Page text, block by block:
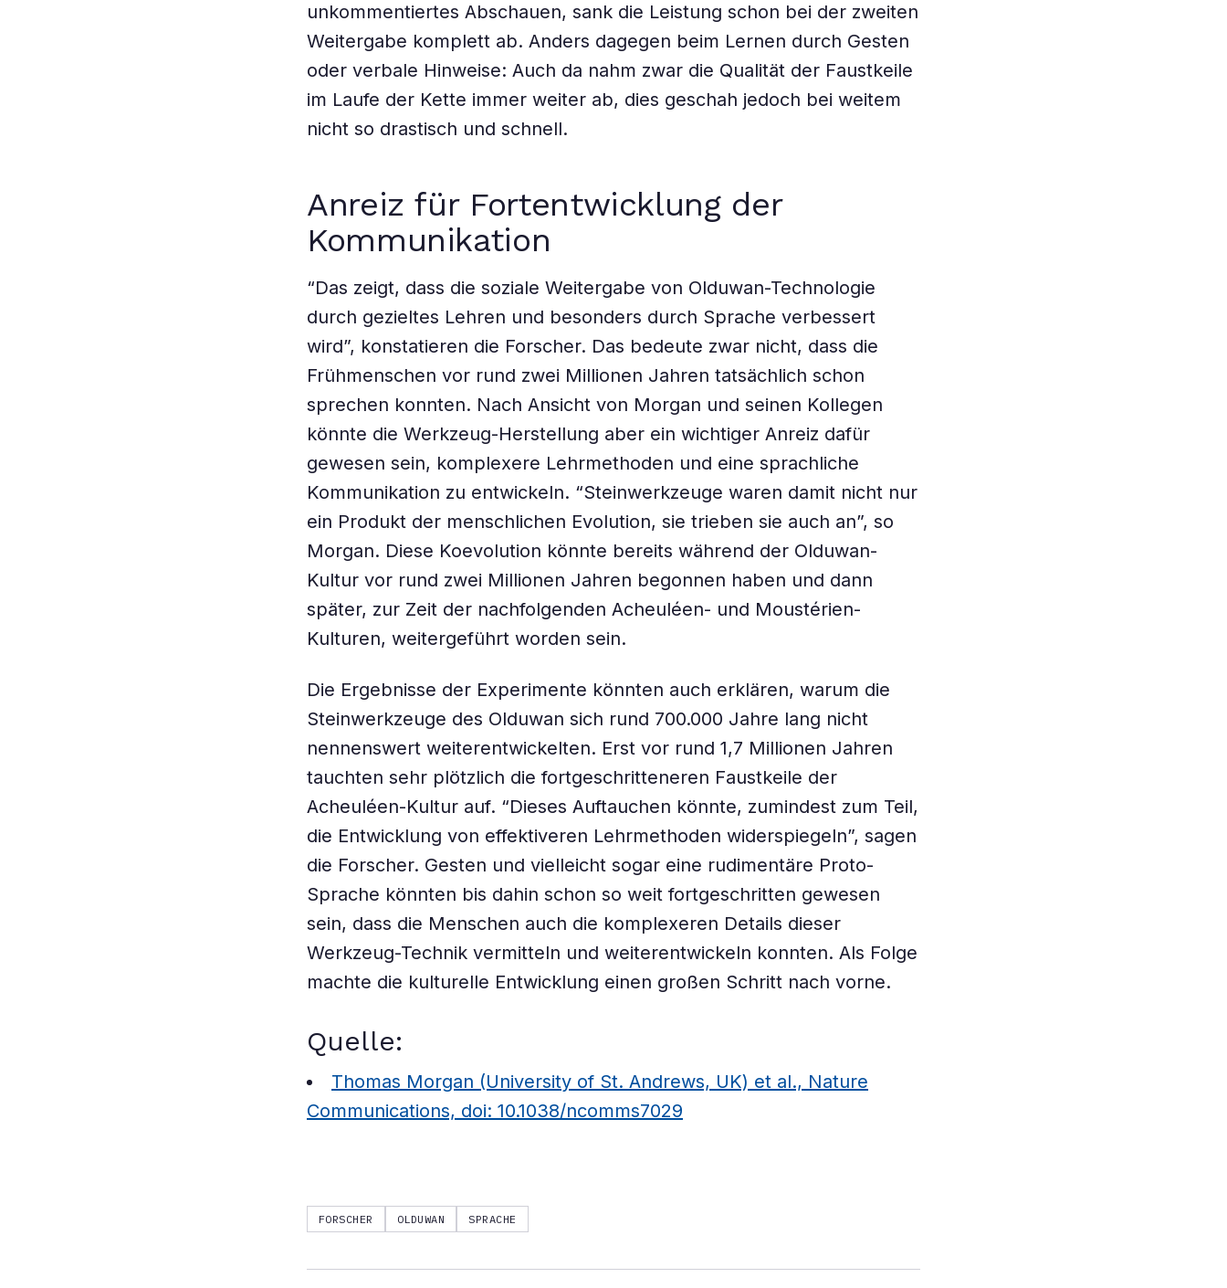
unkommentiertes Abschauen, sank die Leistung schon bei der zweiten
Weitergabe komplett ab. Anders dagegen beim Lernen durch Gesten
oder verbale Hinweise: Auch da nahm zwar die Qualität der Faustkeile
im Laufe der Kette immer weiter ab, dies geschah jedoch bei weitem
nicht so drastisch und schnell.
Anreiz für Fortentwicklung der
Kommunikation
“Das zeigt, dass die soziale Weitergabe von Olduwan-Technologie
durch gezieltes Lehren und besonders durch Sprache verbessert
wird”, konstatieren die Forscher. Das bedeute zwar nicht, dass die
Frühmenschen vor rund zwei Millionen Jahren tatsächlich schon
sprechen konnten. Nach Ansicht von Morgan und seinen Kollegen
könnte die Werkzeug-Herstellung aber ein wichtiger Anreiz dafür
gewesen sein, komplexere Lehrmethoden und eine sprachliche
Kommunikation zu entwickeln. “Steinwerkzeuge waren damit nicht nur
ein Produkt der menschlichen Evolution, sie trieben sie auch an”, so
Morgan. Diese Koevolution könnte bereits während der Olduwan-
Kultur vor rund zwei Millionen Jahren begonnen haben und dann
später, zur Zeit der nachfolgenden Acheuléen- und Moustérien-
Kulturen, weitergeführt worden sein.
Die Ergebnisse der Experimente könnten auch erklären, warum die
Steinwerkzeuge des Olduwan sich rund 700.000 Jahre lang nicht
nennenswert weiterentwickelten. Erst vor rund 1,7 Millionen Jahren
tauchten sehr plötzlich die fortgeschritteneren Faustkeile der
Acheuléen-Kultur auf. “Dieses Auftauchen könnte, zumindest zum Teil,
die Entwicklung von effektiveren Lehrmethoden widerspiegeln”, sagen
die Forscher. Gesten und vielleicht sogar eine rudimentäre Proto-
Sprache könnten bis dahin schon so weit fortgeschritten gewesen
sein, dass die Menschen auch die komplexeren Details dieser
Werkzeug-Technik vermitteln und weiterentwickeln konnten. Als Folge
machte die kulturelle Entwicklung einen großen Schritt nach vorne.
Quelle:
Thomas Morgan (University of St. Andrews, UK) et al., Nature
Communications, doi: 10.1038/ncomms7029
FORSCHER OLDUWAN SPRACHE